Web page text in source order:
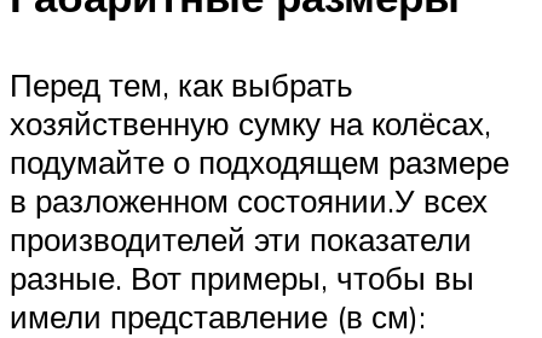
Перед тем, как выбрать
хозяйственную сумку на колёсах,
подумайте о подходящем размере
в разложенном состоянии.У всех
производителей эти показатели
разные. Вот примеры, чтобы вы
имели представление (в см):